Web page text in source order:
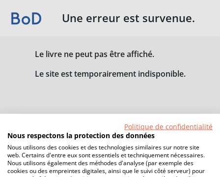
Une erreur est survenue.
Le livre ne peut pas être affiché.
Le site est temporairement indisponible.
Politique de confidentialité
Nous respectons la protection des données
Nous utilisons des cookies et des technologies similaires sur notre site
web. Certains d'entre eux sont essentiels et techniquement nécessaires.
Nous utilisons également des méthodes d'analyse (par exemple des
cookies ou des empreintes digitales, ainsi que le suivi côté serveur) pour